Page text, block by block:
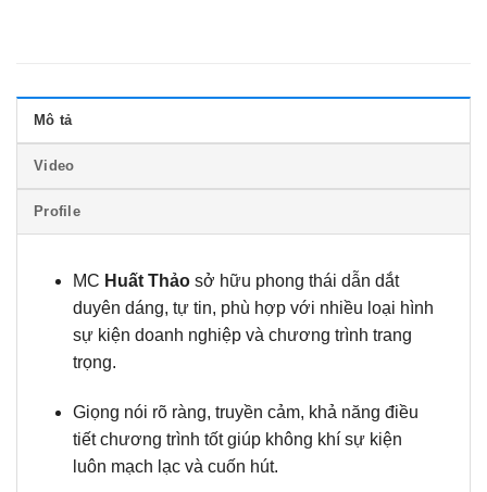
Mô tả
Video
Profile
MC Huất Thảosở hữu phong thái dẫn dắt
duyên dáng, tự tin, phù hợp với nhiều loại hình
sự kiện doanh nghiệp và chương trình trang
trọng.
Giọng nói rõ ràng, truyền cảm, khả năng điều
tiết chương trình tốt giúp không khí sự kiện
luôn mạch lạc và cuốn hút.